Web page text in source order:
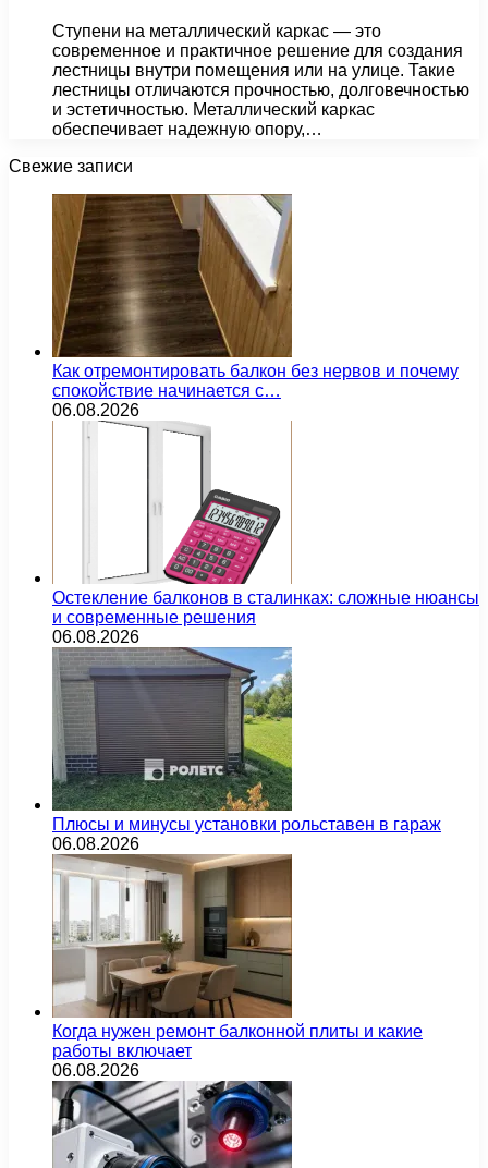
Ступени на металлический каркас — это
современное и практичное решение для создания
лестницы внутри помещения или на улице. Такие
лестницы отличаются прочностью, долговечностью
и эстетичностью. Металлический каркас
обеспечивает надежную опору,…
Свежие записи
Как отремонтировать балкон без нервов и почему
спокойствие начинается с…
06.08.2026
Остекление балконов в сталинках: сложные нюансы
и современные решения
06.08.2026
Плюсы и минусы установки рольставен в гараж
06.08.2026
Когда нужен ремонт балконной плиты и какие
работы включает
06.08.2026